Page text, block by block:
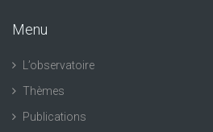
Menu
L’observatoire
Thèmes
Publications